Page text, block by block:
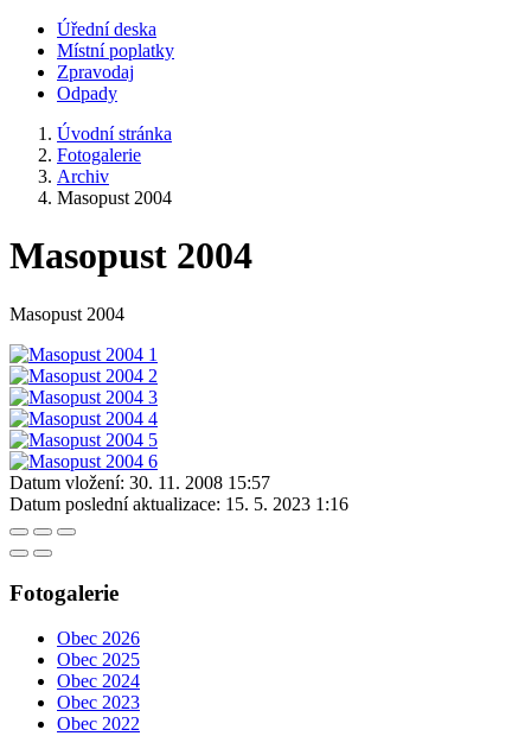
Úřední deska
Místní poplatky
Zpravodaj
Odpady
Úvodní stránka
Fotogalerie
Archiv
Masopust 2004
Masopust 2004
Masopust 2004
Datum vložení: 30. 11. 2008 15:57
Datum poslední aktualizace: 15. 5. 2023 1:16
Fotogalerie
Obec 2026
Obec 2025
Obec 2024
Obec 2023
Obec 2022